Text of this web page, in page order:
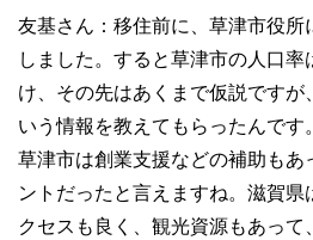
友基さん：移住前に、草津市役所
しました。すると草津市の人口率
け、その先はあくまで仮説ですが
いう情報を教えてもらったんです。
草津市は創業支援などの補助もあ
ントだったと言えますね。滋賀
クセスも良く、観光資源もあって